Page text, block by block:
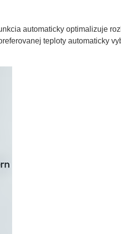
automaticky optimalizuje
teploty automaticky